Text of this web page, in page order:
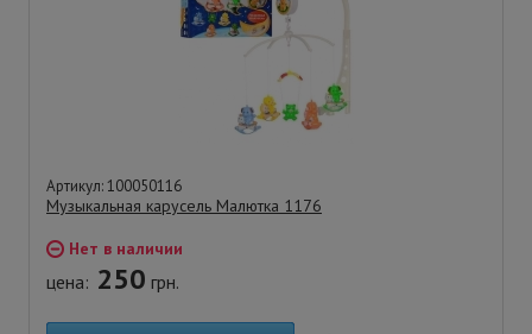
Артикул: 100050116
Музыкальная карусель Малютка 1176
Нет в наличии
цена: 250 грн.